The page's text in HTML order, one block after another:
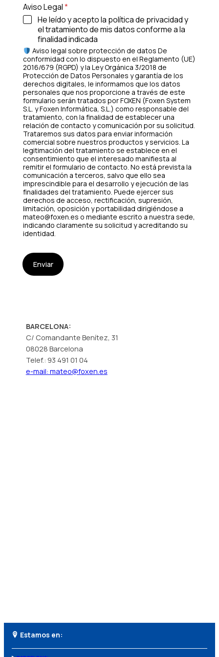
N
ú
e
r
o
C
o
r
r
e
o
Aviso Legal*
He leído y acepto la política de privacidad y
el tratamiento de mis datos conforme a la
finalidad indicada
Aviso legal sobre protección de datos De
conformidad con lo dispuesto en el Reglamento (UE)
2016/679 (RGPD) y la Ley Orgánica 3/2018 de
Protección de Datos Personales y garantía de los
derechos digitales, le informamos que los datos
personales que nos proporcione a través de este
formulario serán tratados por FOXEN (Foxen System
S.L. y Foxen Informática, S.L.) como responsable del
tratamiento, con la finalidad de establecer una
relación de contacto y comunicación por su solicitud.
Trataremos sus datos para enviar información
comercial sobre nuestros productos y servicios. La
legitimación del tratamiento se establece en el
consentimiento que el interesado manifiesta al
remitir el formulario de contacto. No está prevista la
comunicación a terceros, salvo que ello sea
imprescindible para el desarrollo y ejecución de las
finalidades del tratamiento. Puede ejercer sus
derechos de acceso, rectificación, supresión,
limitación, oposición y portabilidad dirigiéndose a
mateo@foxen.es o mediante escrito a nuestra sede,
indicando claramente su solicitud y acreditando su
identidad.
Enviar
BARCELONA:
C/ Comandante Benítez, 31
08028 Barcelona
Telef.: 93 491 01 04
e-mail: mateo@foxen.es
Estamos en: